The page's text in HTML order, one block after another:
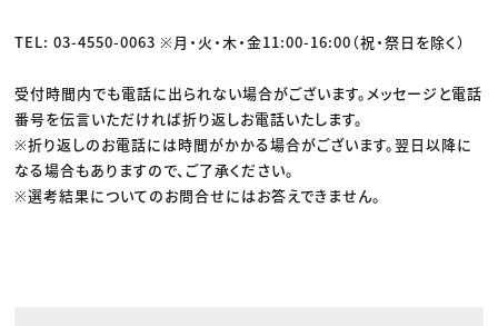
TEL: 03-4550-0063 ※月・火・木・金11:00-16:00（祝・祭日を除く）
受付時間内でも電話に出られない場合がございます。メッセージと電話
番号を伝言いただければ折り返しお電話いたします。
※折り返しのお電話には時間がかかる場合がございます。翌日以降に
なる場合もありますので、ご了承ください。
※選考結果についてのお問合せにはお答えできません。